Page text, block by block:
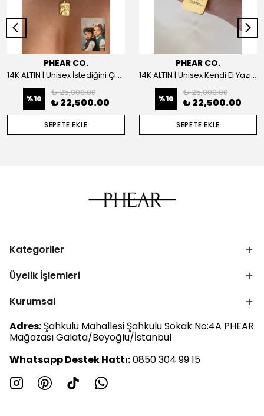
PHEAR CO.
14K ALTIN | Unisex İstediğini Çizdir Kolye
%10
₺ 25,000.00
₺ 22,500.00
SEPETE EKLE
PHEAR CO.
14K ALTIN | Unisex Kendi El Yazın ile İstediğini Yazdır Plaka Kolye
%10
₺ 25,000.00
₺ 22,500.00
SEPETE EKLE
Kategoriler
Üyelik İşlemleri
Kurumsal
Adres: Şahkulu Mahallesi Şahkulu Sokak No:4A PHEAR
Mağazası Galata/Beyoğlu/İstanbul
Whatsapp Destek Hattı:0850 304 99 15